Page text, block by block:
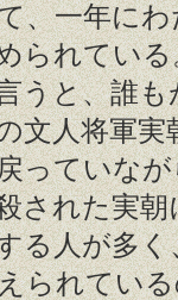
、一年に
られている
と、誰も
文人将軍
っていな
された実
る人が多
られてい